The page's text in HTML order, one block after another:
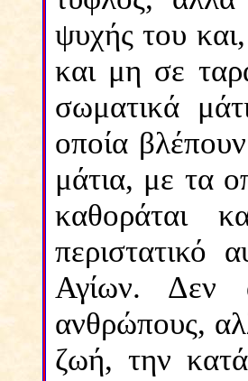
ψυχής του
και μη σε
σωματικά
οποία
μάτια, με τα
καθοράται
περιστατικό
Αγίων. Δεν
ανθρώπους,
ζωή, την